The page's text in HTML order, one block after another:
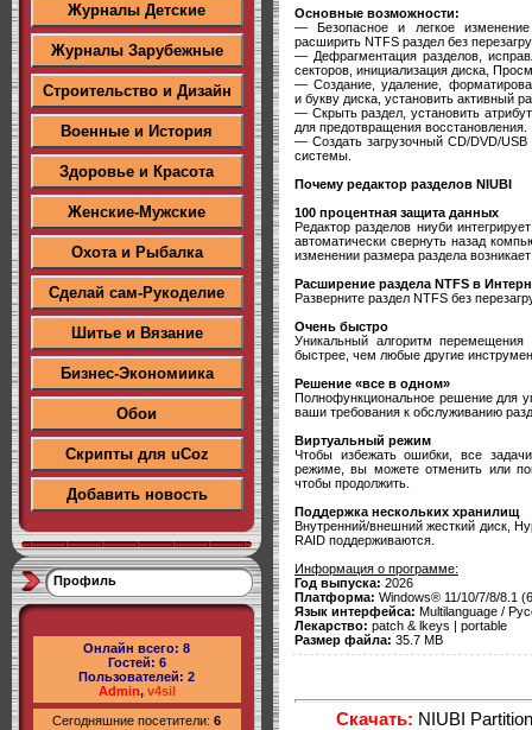
Журналы Детские
Журналы Зарубежные
Строительство и Дизайн
Военные и История
Здоровье и Красота
Женские-Мужские
Охота и Рыбалка
Сделай сам-Рукоделие
Шитье и Вязание
Бизнес-Экономиика
Обои
Скрипты для uCoz
Добавить новость
Профиль
Онлайн всего: 8
Гостей: 6
Пользователей: 2
Admin, v4sil
Сегодняшние посетители: 6
Основные возможности:
— Безопасное и легкое
расширить NTFS раздел без
— Дефрагментация разделов,
секторов, инициализация диска,
— Создание, удаление,
и букву диска, установить активный
— Скрыть раздел, установить
для предотвращения восстановления.
— Создать загрузочный CD/DVD/USB
системы.
Почему редактор разделов NIUBI
100 процентная защита данных
Редактор разделов ниуби
автоматически свернуть назад
изменении размера раздела
Расширение раздела NTFS в
Разверните раздел NTFS без
Очень быстро
Уникальный алгоритм
быстрее, чем любые другие
Решение «все в одном»
Полнофункциональное решение для
ваши требования к обслуживанию
Виртуальный режим
Чтобы избежать ошибки, все
режиме, вы можете отменить или
чтобы продолжить.
Поддержка нескольких хранилищ
Внутренний/внешний жесткий диск,
RAID поддерживаются.
Информация о программе:
Год выпуска: 2026
Платформа: Windows® 11/10/7/8/8.1
Язык интерфейса: Multilanguage /
Лекарство: patch & lkeys | portable
Размер файла: 35.7 MB
Скачать: NIUBI